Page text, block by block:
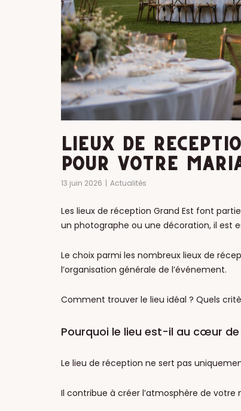
LIEUX DE
POUR VOTRE
13 juin 2026 Actualités
Les lieux de réception Grand Est font
un photographe ou une décoration, il est
Le choix parmi les nombreux lieux de
l’organisation générale de l’événement.
Comment trouver le lieu idéal ? Quels
Pourquoi le lieu est-il au cœur
Le lieu de réception ne sert pas
Il contribue à créer l’atmosphère de